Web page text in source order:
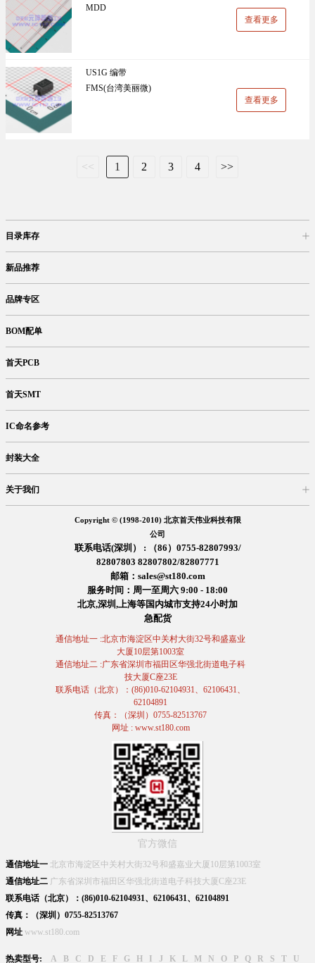
MDD
查看更多
US1G 编带
FMS(台湾美丽微)
查看更多
<< 1 2 3 4 >>
目录库存
新品推荐
品牌专区
BOM配单
首天PCB
首天SMT
IC命名参考
封装大全
关于我们
Copyright © (1998-2010) 北京首天伟业科技有限
公司
联系电话(深圳） : （86）0755-82807993/
82807803 82807802/82807771
邮箱：sales@st180.com
服务时间：周一至周六 9:00 - 18:00
北京,深圳,上海等国内城市支持24小时加
急配货
通信地址一 :北京市海淀区中关村大街32号和盛嘉业
大厦10层第1003室
通信地址二 :广东省深圳市福田区华强北街道电子科
技大厦C座23E
联系电话（北京）：(86)010-62104931、62106431、
62104891
传真：（深圳）0755-82513767
网址 : www.st180.com
官方微信
通信地址一 北京市海淀区中关村大街32号和盛嘉业大厦10层第1003室
通信地址二 广东省深圳市福田区华强北街道电子科技大厦C座23E
联系电话（北京）：(86)010-62104931、62106431、62104891
传真：（深圳）0755-82513767
网址 www.st180.com
热卖型号: A B C D E F G H J K L M N O P Q R S T U